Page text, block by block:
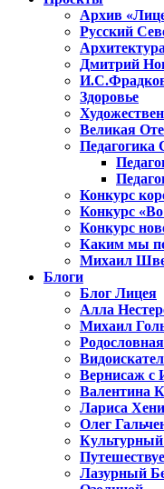
Архив
Русский
Дмитрий
Здоровье
Великая
Педагогика
Конкурс
Конкурс «Во
Конкурс
Каким мы
Михаил
Блоги
Блог Лицея
Алла
Михаил
Вернисаж с
Валентина
Лариса
Олег
Культурный
Лазурный